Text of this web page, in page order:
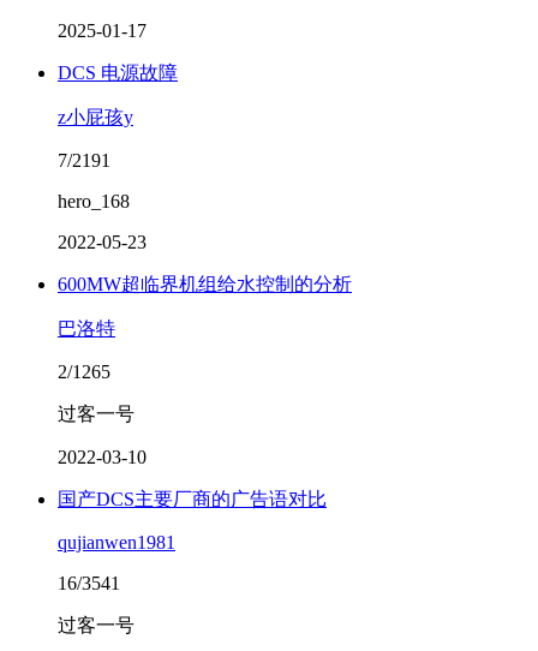
2025-01-17
DCS 电源故障
z小屁孩y
7/2191
hero_168
2022-05-23
600MW超临界机组给水控制的分析
巴洛特
2/1265
过客一号
2022-03-10
国产DCS主要厂商的广告语对比
qujianwen1981
16/3541
过客一号